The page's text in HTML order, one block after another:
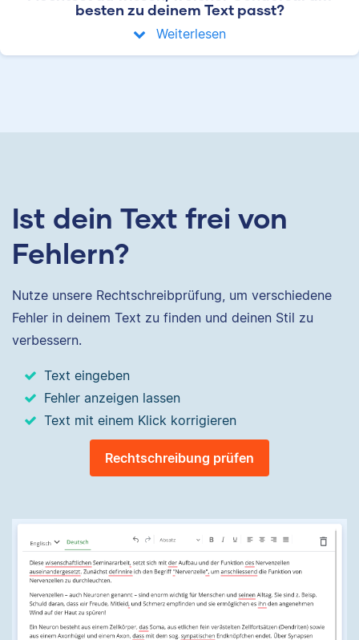
besten zu deinem Text passt?
Weiterlesen
Ist dein Text frei von
Fehlern?
Nutze unsere Rechtschreibprüfung, um verschiedene
Fehler in deinem Text zu finden und deinen Stil zu
verbessern.
Text eingeben
Fehler anzeigen lassen
Text mit einem Klick korrigieren
Rechtschreibung prüfen